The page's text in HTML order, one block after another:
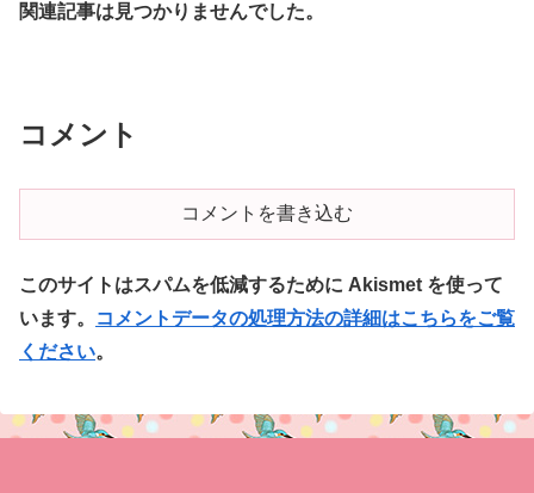
関連記事は見つかりませんでした。
コメント
コメントを書き込む
このサイトはスパムを低減するために Akismet を使って
います。
コメントデータの処理方法の詳細はこちらをご覧
ください。